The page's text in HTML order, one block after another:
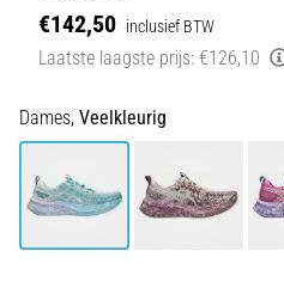
hardloper
wel
in
zijn
of
je
nu
€142,50 inclusief BTW
Laatste laagste prijs: €126,10
Dames, Veelkleurig